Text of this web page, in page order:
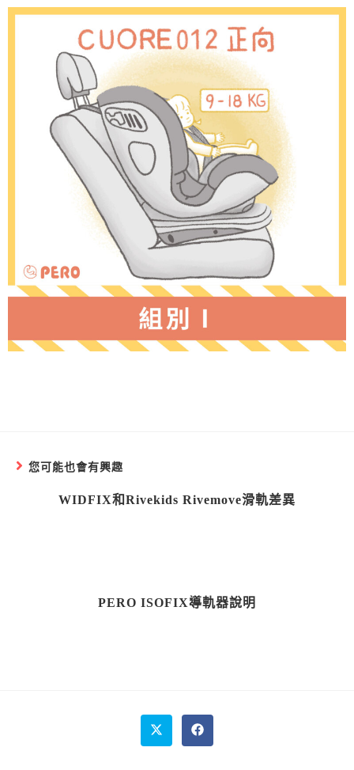
您可能也會有興趣
WIDFIX和Rivekids Rivemove滑軌差異
PERO ISOFIX導軌器說明